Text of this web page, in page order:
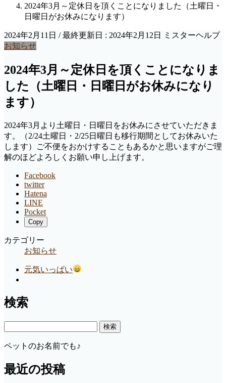
2024年3月～定休日を頂くことになりました（土曜日・
日曜日がお休みになります）
2024年2月11日 / 最終更新日 : 2024年2月12日
ミスターヘルプ
お知らせ
2024年3月～定休日を頂くことになりま
した（土曜日・日曜日がお休みになり
ます）
2024年3月より土曜日・日曜日をお休みにさせていただきま
す。（2/24土曜日・2/25日曜日も移行期間としてお休みいた
します）ご不便をおかけすることもあるかと思いますがご理
解のほどよろしくお願い申し上げます。
Facebook
twitter
Hatena
LINE
Pocket
Copy
カテゴリー
お知らせ
元気いっぱい
検索
ペットのお名前でも♪
最近の投稿